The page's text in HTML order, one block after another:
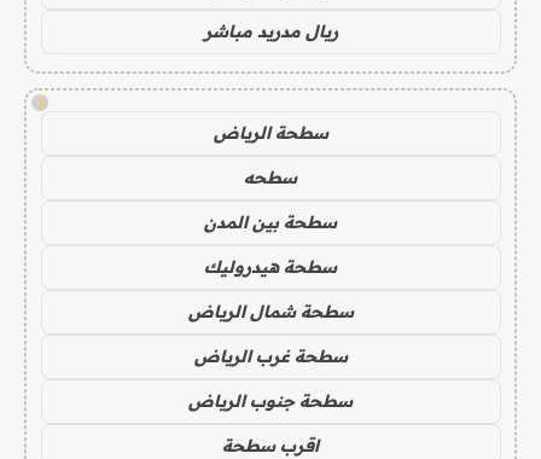
ريال مدريد مباشر
!
سطحة الرياض
سطحه
سطحة بين المدن
سطحة هيدروليك
سطحة شمال الرياض
سطحة غرب الرياض
سطحة جنوب الرياض
اقرب سطحة